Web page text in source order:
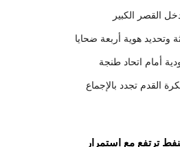
القصر الكبير
أمام اتحاد طنجة
القدم تجدد بالإجماع
ترتفع مع استمرار